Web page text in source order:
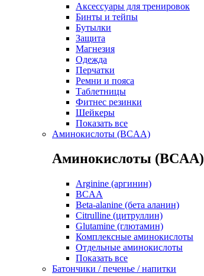
Аксессуары для тренировок
Бинты и тейпы
Бутылки
Защита
Магнезия
Одежда
Перчатки
Ремни и пояса
Таблетницы
Фитнес резинки
Шейкеры
Показать все
Аминокислоты (BCAA)
Аминокислоты (BCAA)
Arginine (аргинин)
BCAA
Beta-alanine (бета аланин)
Citrulline (цитруллин)
Glutamine (глютамин)
Комплексные аминокислоты
Отдельные аминокислоты
Показать все
Батончики / печенье / напитки